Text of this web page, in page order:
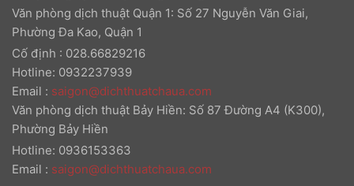
Văn phòng dịch thuật Quận 1: Số 27 Nguyễn Văn Giai,
Phường Đa Kao, Quận 1
Cố định : 028.66829216
Hotline: 0932237939
Email : saigon@dichthuatchaua.com
Văn phòng dịch thuật Bảy Hiền: Số 87 Đường A4 (K300),
Phường Bảy Hiền
Hotline: 0936153363
Email : saigon@dichthuatchaua.com